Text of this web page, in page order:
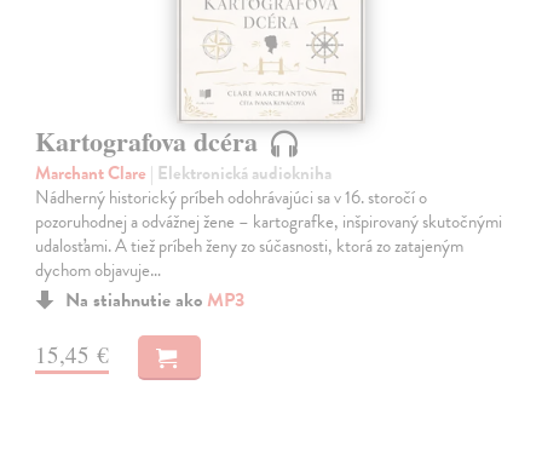
Kartografova dcéra
Marchant Clare | Elektronická audiokniha
Nádherný historický príbeh odohrávajúci sa v 16. storočí o
pozoruhodnej a odvážnej žene – kartografke, inšpirovaný skutočnými
udalosťami. A tiež príbeh ženy zo súčasnosti, ktorá zo zatajeným
dychom objavuje…
Na stiahnutie ako MP3
15,45 €